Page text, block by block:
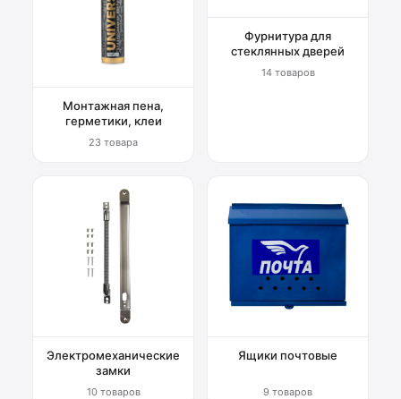
Монтажная пена,
герметики, клеи
23 товара
Фурнитура для
стеклянных дверей
14 товаров
Электромеханические
замки
10 товаров
Ящики почтовые
9 товаров